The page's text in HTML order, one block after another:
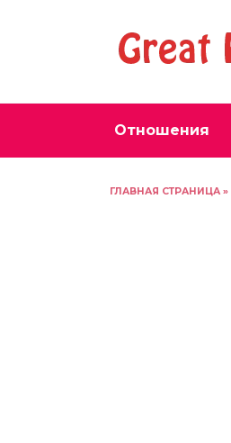
Отношения
ГЛАВНАЯ СТРАНИЦА »